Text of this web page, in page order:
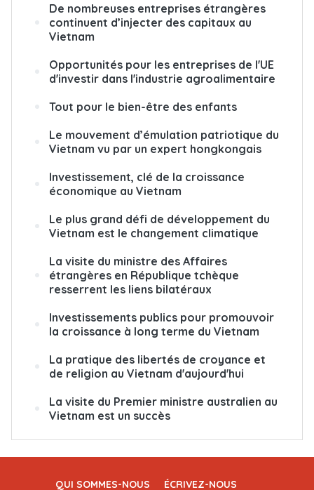
De nombreuses entreprises étrangères
continuent d’injecter des capitaux au
Vietnam
Opportunités pour les entreprises de l'UE
d'investir dans l'industrie agroalimentaire
Tout pour le bien-être des enfants
Le mouvement d’émulation patriotique du
Vietnam vu par un expert hongkongais
Investissement, clé de la croissance
économique au Vietnam
Le plus grand défi de développement du
Vietnam est le changement climatique
La visite du ministre des Affaires
étrangères en République tchèque
resserrent les liens bilatéraux
Investissements publics pour promouvoir
la croissance à long terme du Vietnam
La pratique des libertés de croyance et
de religion au Vietnam d'aujourd'hui
La visite du Premier ministre australien au
Vietnam est un succès
QUI SOMMES-NOUS ÉCRIVEZ-NOUS